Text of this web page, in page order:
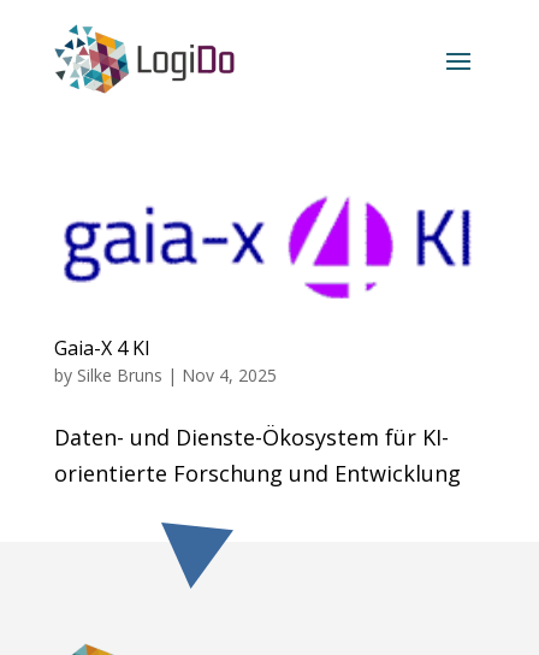
Gaia-X 4 KI
by Silke Bruns | Nov 4, 2025
Daten- und Dienste-Ökosystem für KI-
orientierte Forschung und Entwicklung